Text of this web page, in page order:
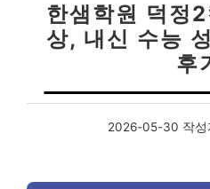
한샘학원 덕정
상, 내신 수능
후
2026-05-30 작성